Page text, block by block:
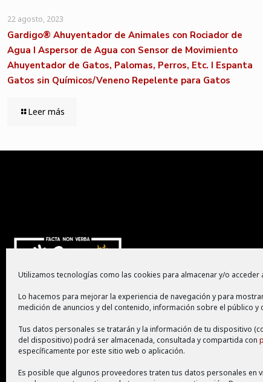
Utilizamos tecnologías como las cookies para almacenar y/o
Lo hacemos para mejorar la experiencia de navegación y para
medición de anuncios y del contenido, información sobre el público
Tus datos personales se tratarán y la información de tu dispositivo
del dispositivo) podrá ser almacenada, consultada y compartida con
específicamente por este sitio web o aplicación.
Es posible que algunos proveedores traten tus datos personales en
22 agosto, 2023
Gardigo® Ahuyentador de Animales con Rociador de
Agua I Aspersor de Agua con Sensor de Movimiento
Ahuyentador de Gatos, Palomas, Perros, Etc. I Espanta
Gatos sin Químicos/Veneno Repelente para Gatos
Leer más